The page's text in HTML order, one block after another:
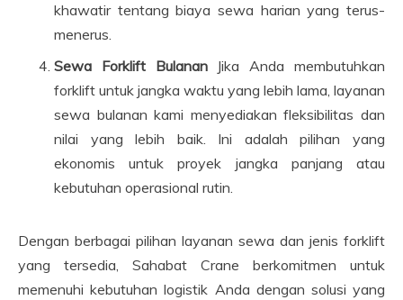
khawatir tentang biaya sewa harian yang terus-
menerus.
Sewa Forklift BulananJika Anda membutuhkan
forklift untuk jangka waktu yang lebih lama, layanan
sewa bulanan kami menyediakan fleksibilitas dan
nilai yang lebih baik. Ini adalah pilihan yang
ekonomis untuk proyek jangka panjang atau
kebutuhan operasional rutin.
Dengan berbagai pilihan layanan sewa dan jenis forklift
yang tersedia, Sahabat Crane berkomitmen untuk
memenuhi kebutuhan logistik Anda dengan solusi yang